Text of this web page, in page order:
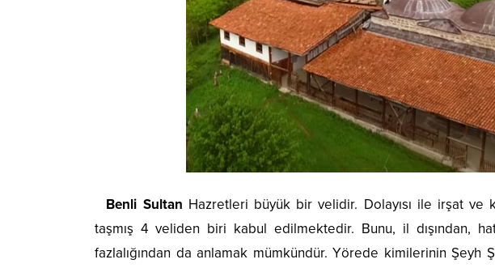
Benli Sultan Hazretleri büyük bir velidir. Dolayısı ile irşat ve
taşmış 4 veliden biri kabul edilmektedir. Bunu, il dışından,
fazlalığından da anlamak mümkündür. Yörede kimilerinin Şeyh